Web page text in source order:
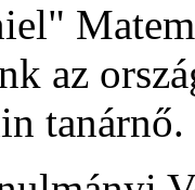
az
tanárnő.